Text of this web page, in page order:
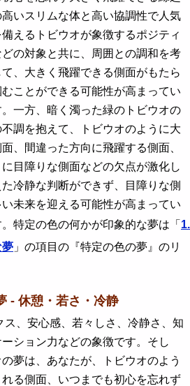
いスリムな体と高い協調性で人気
えるトビウオが象徴するポジティ
の対象と共に、周囲との調和を考
、大きく飛躍できる側面がもたら
ことができる可能性が高まってい
一方、暗く濁った緑のトビウオの
調を抱えて、トビウオのように大
、間違った方向に飛躍する側面、
目障りな側面などの欠点が激化し
冷静な判断ができず、目障りな側
未来を迎える可能性が高まってい
特定の色の何かが印象的な夢は「 1.
夢 」の項目の『特定の色の夢』のリ
- 休憩・若さ・冷静
、安心感、若々しさ、冷静さ、知
ション力などの象徴です。そし
夢は、あなたが、トビウオのよう
る側面、いつまでも初心を忘れず